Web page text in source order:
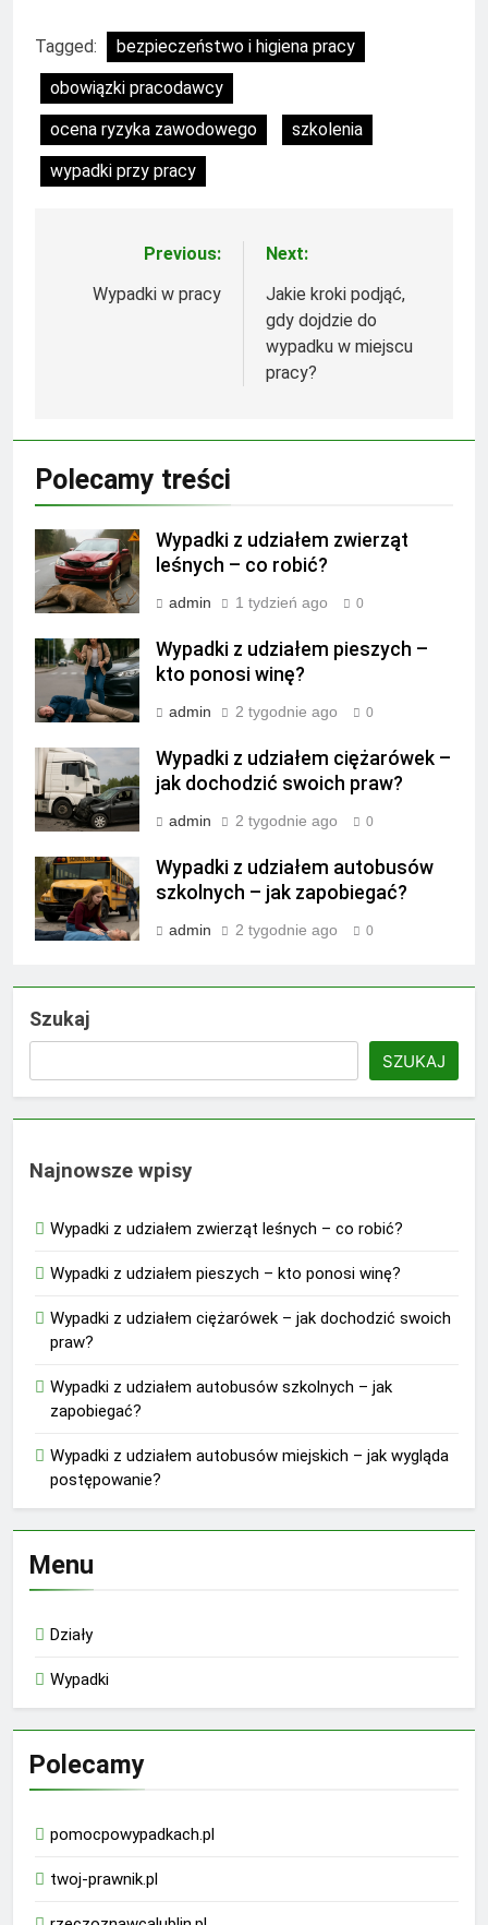
Tagged:
bezpieczeństwo i higiena pracy
obowiązki pracodawcy
ocena ryzyka zawodowego
szkolenia
wypadki przy pracy
Nawigacja
wpisu
Previous:
Wypadki w pracy
Next:
Jakie kroki podjąć,
gdy dojdzie do
wypadku w miejscu
pracy?
Polecamy treści
Wypadki z udziałem zwierząt
leśnych – co robić?
admin 1 tydzień ago 0
Wypadki z udziałem pieszych –
kto ponosi winę?
admin 2 tygodnie ago 0
Wypadki z udziałem ciężarówek –
jak dochodzić swoich praw?
admin 2 tygodnie ago 0
Wypadki z udziałem autobusów
szkolnych – jak zapobiegać?
admin 2 tygodnie ago 0
Szukaj
SZUKAJ
Najnowsze wpisy
Wypadki z udziałem zwierząt leśnych – co robić?
Wypadki z udziałem pieszych – kto ponosi winę?
Wypadki z udziałem ciężarówek – jak dochodzić swoich
praw?
Wypadki z udziałem autobusów szkolnych – jak
zapobiegać?
Wypadki z udziałem autobusów miejskich – jak wygląda
postępowanie?
Menu
Działy
Wypadki
Polecamy
pomocpowypadkach.pl
twoj-prawnik.pl